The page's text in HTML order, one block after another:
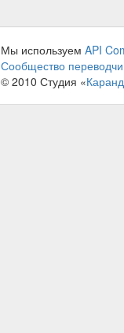
Мы используем API
Сообщество
© 2010 Студия «